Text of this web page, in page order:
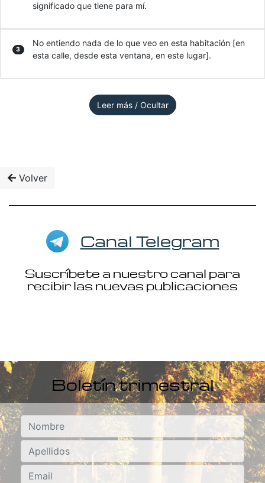
significado que tiene para mí.
3
No entiendo nada de lo que veo en esta habitación [en
esta calle, desde esta ventana, en este lugar].
Leer más / Ocultar
Volver
Canal Telegram
Suscríbete a nuestro canal para
recibir las nuevas publicaciones
Boletín trimestral